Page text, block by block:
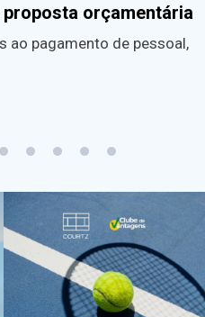
orçamentária
ao pagamento de pessoal,